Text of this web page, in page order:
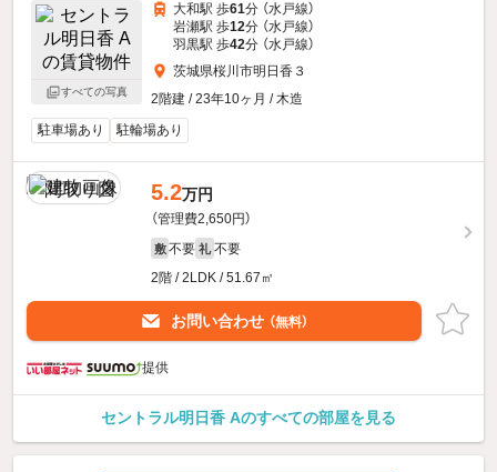
すべての写真
大和駅 歩61分 （水戸線）
岩瀬駅 歩12分 （水戸線）
羽黒駅 歩42分 （水戸線）
茨城県桜川市明日香３
2階建 / 23年10ヶ月 / 木造
駐車場あり
駐輪場あり
5.2万円
（管理費2,650円）
敷 不要 礼 不要
2階 / 2LDK / 51.67㎡
お問い合わせ （無料）
提供
セントラル明日香 Aのすべての部屋を見る